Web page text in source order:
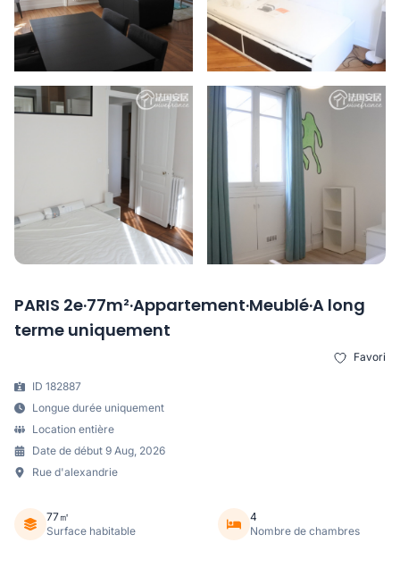
PARIS 2e·77m²·Appartement·Meublé·A long
terme uniquement
Favori
ID 182887
Longue durée uniquement
Location entière
Date de début 9 Aug, 2026
Rue d'alexandrie
77㎡
Surface habitable
4
Nombre de chambres